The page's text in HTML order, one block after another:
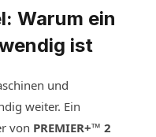
Warum ein
ist
und
weiter. Ein
von PREMIER+™ 2